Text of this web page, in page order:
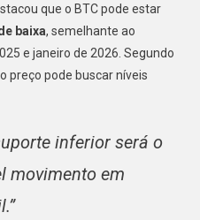
que o BTC pode estar
baixa, semelhante ao
e janeiro de 2026. Segundo
preço pode buscar níveis
inferior será o
movimento em